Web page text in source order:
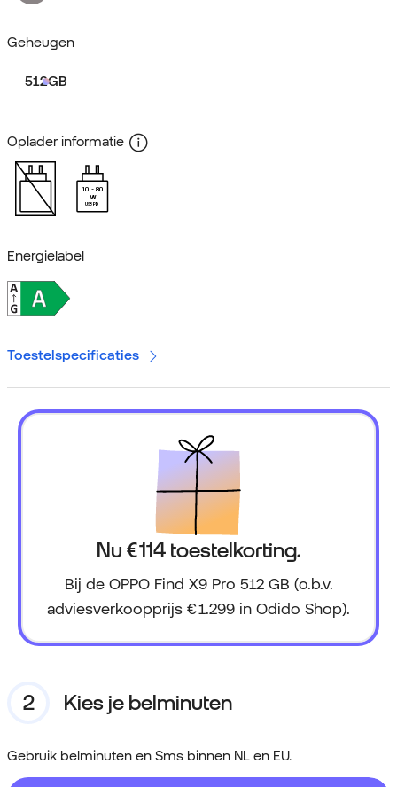
Geheugen
512GB
Oplader informatie
10
80
W
USB PD
Energielabel
Toestelspecificaties
Nu € 114 toestelkorting.
Bij de OPPO Find X9 Pro 512 GB (o.b.v.
adviesverkoopprijs € 1.299 in Odido Shop).
Kies je belminuten
Gebruik belminuten en Sms binnen NL en EU.